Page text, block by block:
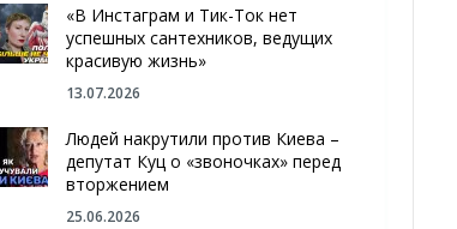
«В Инстаграм и Тик-Ток нет
успешных сантехников, ведущих
красивую жизнь»
13.07.2026
Людей накрутили против Киева –
депутат Куц о «звоночках» перед
вторжением
25.06.2026